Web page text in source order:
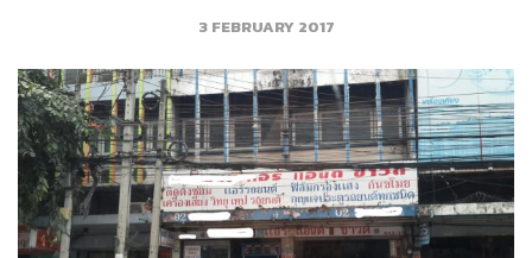
3 FEBRUARY 2017